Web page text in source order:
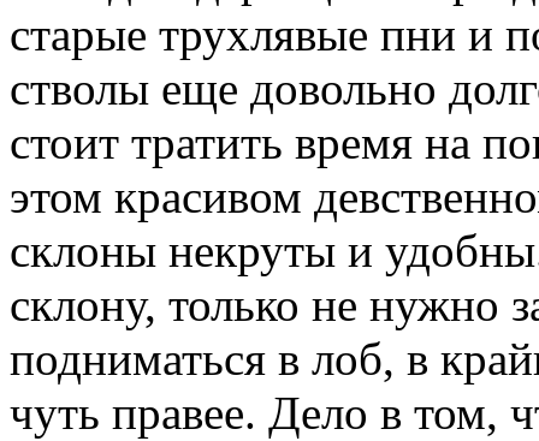
старые трухлявые пни и
стволы еще довольно
стоит тратить время на
этом красивом
склоны некруты и
склону, только не нужно
подниматься в лоб, в
чуть правее. Дело в том,